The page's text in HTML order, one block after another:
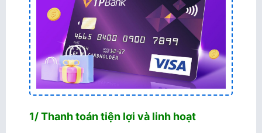
1/ Thanh toán tiện lợi và linh hoạt